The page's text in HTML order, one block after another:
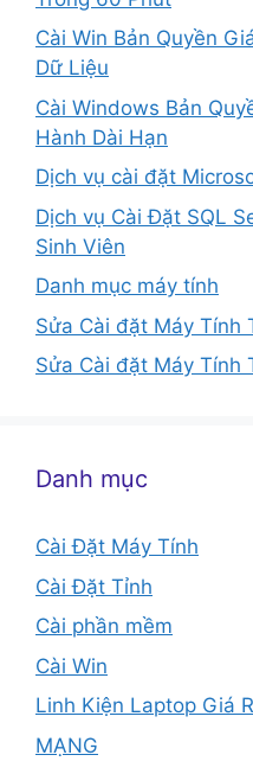
Cài Win Bản Quyền
Dữ Liệu
Cài Windows Bản
Hành Dài Hạn
Dịch vụ cài đặt
Dịch vụ Cài Đặt SQL
Sinh Viên
Danh mục máy tính
Sửa Cài đặt Máy Tính
Sửa Cài đặt Máy Tính
Danh mục
Cài Đặt Máy Tính
Cài Đặt Tỉnh
Cài phần mềm
Cài Win
Linh Kiện Laptop Giá
MẠNG